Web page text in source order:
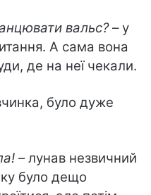
вальс?– у
А сама вона
де на неї чекали.
було дуже
– лунав незвичний
було дещо